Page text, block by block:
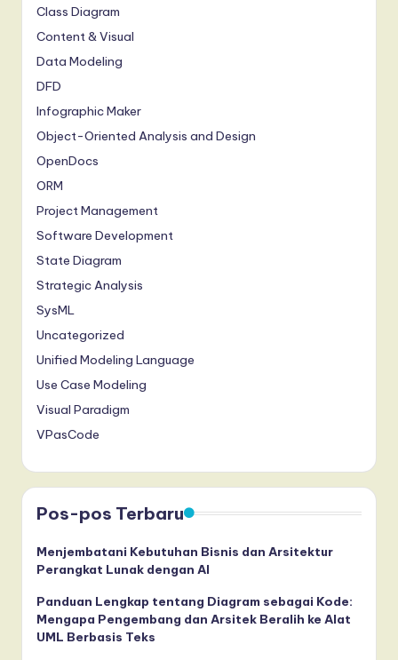
Class Diagram
Content & Visual
Data Modeling
DFD
Infographic Maker
Object-Oriented Analysis and Design
OpenDocs
ORM
Project Management
Software Development
State Diagram
Strategic Analysis
SysML
Uncategorized
Unified Modeling Language
Use Case Modeling
Visual Paradigm
VPasCode
Pos-pos Terbaru
Menjembatani Kebutuhan Bisnis dan Arsitektur
Perangkat Lunak dengan AI
Panduan Lengkap tentang Diagram sebagai Kode:
Mengapa Pengembang dan Arsitek Beralih ke Alat
UML Berbasis Teks